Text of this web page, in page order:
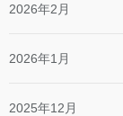
2026年2月
2026年1月
2025年12月